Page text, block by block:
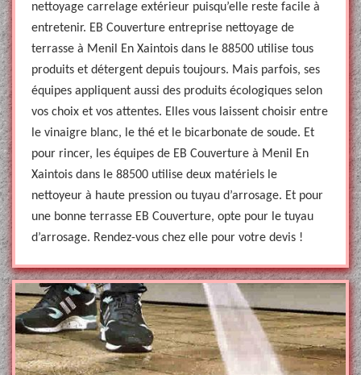
nettoyage carrelage extérieur puisqu’elle reste facile à
entretenir. EB Couverture entreprise nettoyage de
terrasse à Menil En Xaintois dans le 88500 utilise tous
produits et détergent depuis toujours. Mais parfois, ses
équipes appliquent aussi des produits écologiques selon
vos choix et vos attentes. Elles vous laissent choisir entre
le vinaigre blanc, le thé et le bicarbonate de soude. Et
pour rincer, les équipes de EB Couverture à Menil En
Xaintois dans le 88500 utilise deux matériels le
nettoyeur à haute pression ou tuyau d’arrosage. Et pour
une bonne terrasse EB Couverture, opte pour le tuyau
d’arrosage. Rendez-vous chez elle pour votre devis !